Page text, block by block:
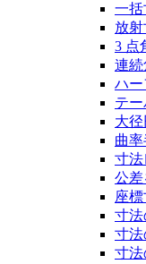
一
放
3 点
連
ハ
テ
大
曲
寸法
公差
座
寸法
寸法
寸法